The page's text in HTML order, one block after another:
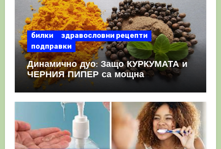
билки
здравословни рецепти
подправки
Динамично дуо: Защо КУРКУМАТА и
ЧЕРНИЯ ПИПЕР са мощна
комбинация